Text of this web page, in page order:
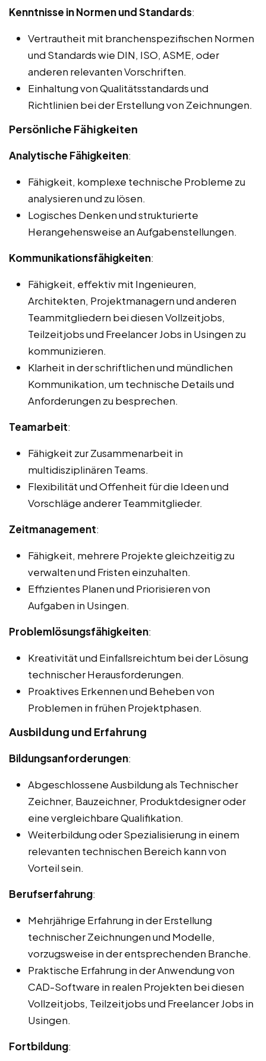
Kenntnisse in Normen und Standards:
Vertrautheit mit branchenspezifischen Normen
und Standards wie DIN, ISO, ASME, oder
anderen relevanten Vorschriften.
Einhaltung von Qualitätsstandards und
Richtlinien bei der Erstellung von Zeichnungen.
Persönliche Fähigkeiten
Analytische Fähigkeiten:
Fähigkeit, komplexe technische Probleme zu
analysieren und zu lösen.
Logisches Denken und strukturierte
Herangehensweise an Aufgabenstellungen.
Kommunikationsfähigkeiten:
Fähigkeit, effektiv mit Ingenieuren,
Architekten, Projektmanagern und anderen
Teammitgliedern bei diesen Vollzeitjobs,
Teilzeitjobs und Freelancer Jobs in Usingen zu
kommunizieren.
Klarheit in der schriftlichen und mündlichen
Kommunikation, um technische Details und
Anforderungen zu besprechen.
Teamarbeit:
Fähigkeit zur Zusammenarbeit in
multidisziplinären Teams.
Flexibilität und Offenheit für die Ideen und
Vorschläge anderer Teammitglieder.
Zeitmanagement:
Fähigkeit, mehrere Projekte gleichzeitig zu
verwalten und Fristen einzuhalten.
Effizientes Planen und Priorisieren von
Aufgaben in Usingen.
Problemlösungsfähigkeiten:
Kreativität und Einfallsreichtum bei der Lösung
technischer Herausforderungen.
Proaktives Erkennen und Beheben von
Problemen in frühen Projektphasen.
Ausbildung und Erfahrung
Bildungsanforderungen:
Abgeschlossene Ausbildung als Technischer
Zeichner, Bauzeichner, Produktdesigner oder
eine vergleichbare Qualifikation.
Weiterbildung oder Spezialisierung in einem
relevanten technischen Bereich kann von
Vorteil sein.
Berufserfahrung:
Mehrjährige Erfahrung in der Erstellung
technischer Zeichnungen und Modelle,
vorzugsweise in der entsprechenden Branche.
Praktische Erfahrung in der Anwendung von
CAD-Software in realen Projekten bei diesen
Vollzeitjobs, Teilzeitjobs und Freelancer Jobs in
Usingen.
Fortbildung: